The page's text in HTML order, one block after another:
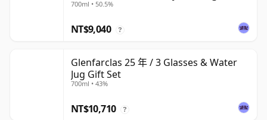
700ml • 50.5%
NT$9,040 ?
Glenfarclas 25 年 / 3 Glasses & Water
Jug Gift Set
700ml • 43%
NT$10,710 ?